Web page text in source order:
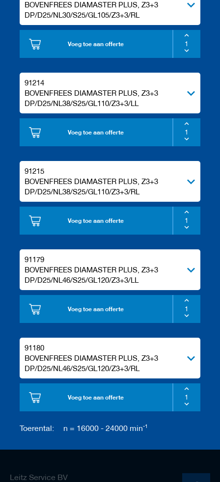
BOVENFREES DIAMASTER PLUS, Z3+3
DP/D25/NL30/S25/GL105/Z3+3/RL
Voeg toe aan offerte
91214
BOVENFREES DIAMASTER PLUS, Z3+3
DP/D25/NL38/S25/GL110/Z3+3/LL
Voeg toe aan offerte
91215
BOVENFREES DIAMASTER PLUS, Z3+3
DP/D25/NL38/S25/GL110/Z3+3/RL
Voeg toe aan offerte
91179
BOVENFREES DIAMASTER PLUS, Z3+3
DP/D25/NL46/S25/GL120/Z3+3/LL
Voeg toe aan offerte
91180
BOVENFREES DIAMASTER PLUS, Z3+3
DP/D25/NL46/S25/GL120/Z3+3/RL
Voeg toe aan offerte
Toerental: n = 16000 - 24000 min-1
Leitz Service BV